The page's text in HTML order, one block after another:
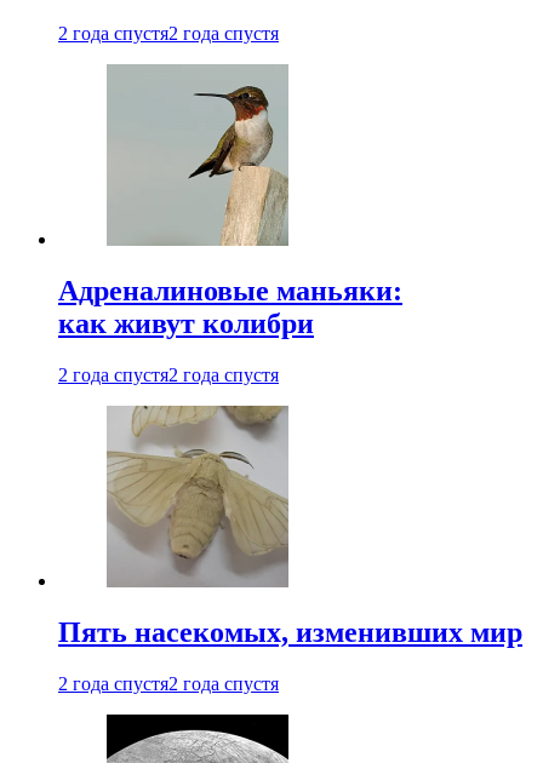
2 года спустя2 года спустя
Адреналиновые маньяки:
как живут колибри
2 года спустя2 года спустя
Пять насекомых, изменивших мир
2 года спустя2 года спустя